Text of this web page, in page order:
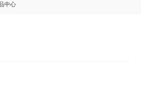
中心